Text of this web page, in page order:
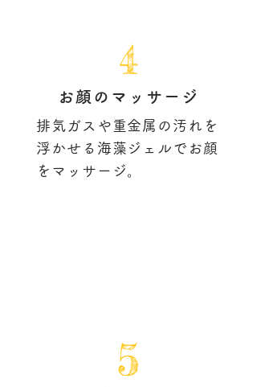
4
お顔のマッサージ
排気ガスや重金属の汚れを
浮かせる海藻ジェルでお顔
をマッサージ。
5